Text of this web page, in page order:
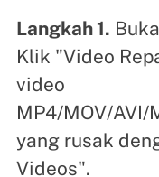
Langkah 1.
Klik "Video
video
MP4/MOV/AVI/
yang rusak
Videos".